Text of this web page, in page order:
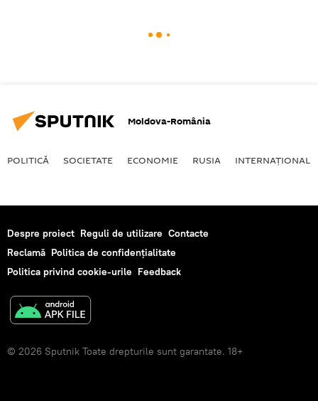
Moldova-România
POLITICĂ SOCIETATE ECONOMIE RUSIA INTERNAŢIONAL
Despre proiect Reguli de utilizare Contacte
Reclamă Politica de confidențialitate
Politica privind cookie-urile Feedback
© 2026 Sputnik Toate drepturile sunt garantate. 18+